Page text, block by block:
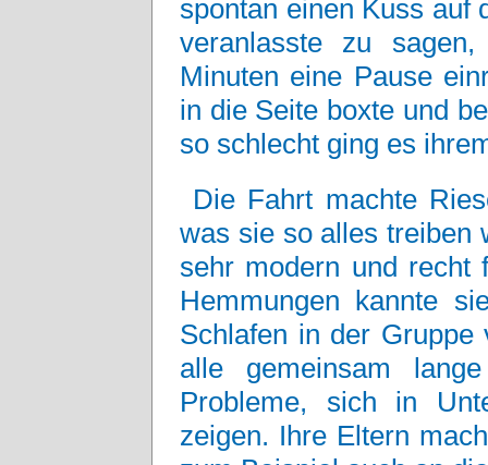
spontan einen Kuss auf
veranlasste zu
Minuten eine Pause
in die Seite boxte und
so schlecht ging es
Die Fahrt machte
was sie so alles treiben
sehr modern und recht
Hemmungen kannte
Schlafen in der
alle gemeinsam
Probleme, sich in
zeigen. Ihre Eltern